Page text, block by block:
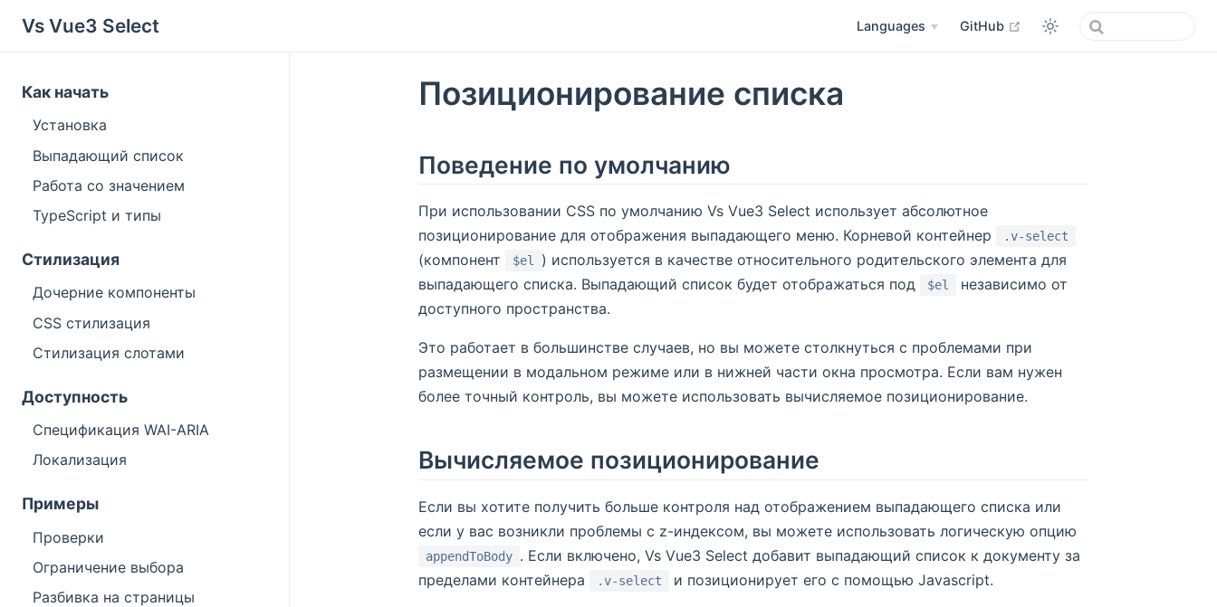
Vs Vue3 Select Languages GitHub open in new window
Как начать
Установка
Выпадающий список
Работа со значением
TypeScript и типы
Стилизация
Дочерние компоненты
CSS стилизация
Стилизация слотами
Доступность
Спецификация WAI-ARIA
Локализация
Примеры
Проверки
Ограничение выбора
Разбивка на страницы
Позиционирование списка
Поведение по умолчанию
При использовании CSS по умолчанию Vs Vue3 Select использует абсолютное
позиционирование для отображения выпадающего меню. Корневой контейнер
.v-select
(компонент $el
) используется в качестве относительного родительского элемента для
выпадающего списка. Выпадающий список будет отображаться под
$el
независимо от
доступного пространства.
Это работает в большинстве случаев, но вы можете столкнуться с проблемами при
размещении в модальном режиме или в нижней части окна просмотра. Если вам нужен
более точный контроль, вы можете использовать вычисляемое позиционирование.
Вычисляемое позиционирование
Если вы хотите получить больше контроля над отображением выпадающего списка или
если у вас возникли проблемы с z-индексом, вы можете использовать логическую опцию
appendToBody . Если включено, Vs Vue3 Select добавит выпадающий список к документу за
пределами контейнера
.v-select и позиционирует его с помощью Javascript.